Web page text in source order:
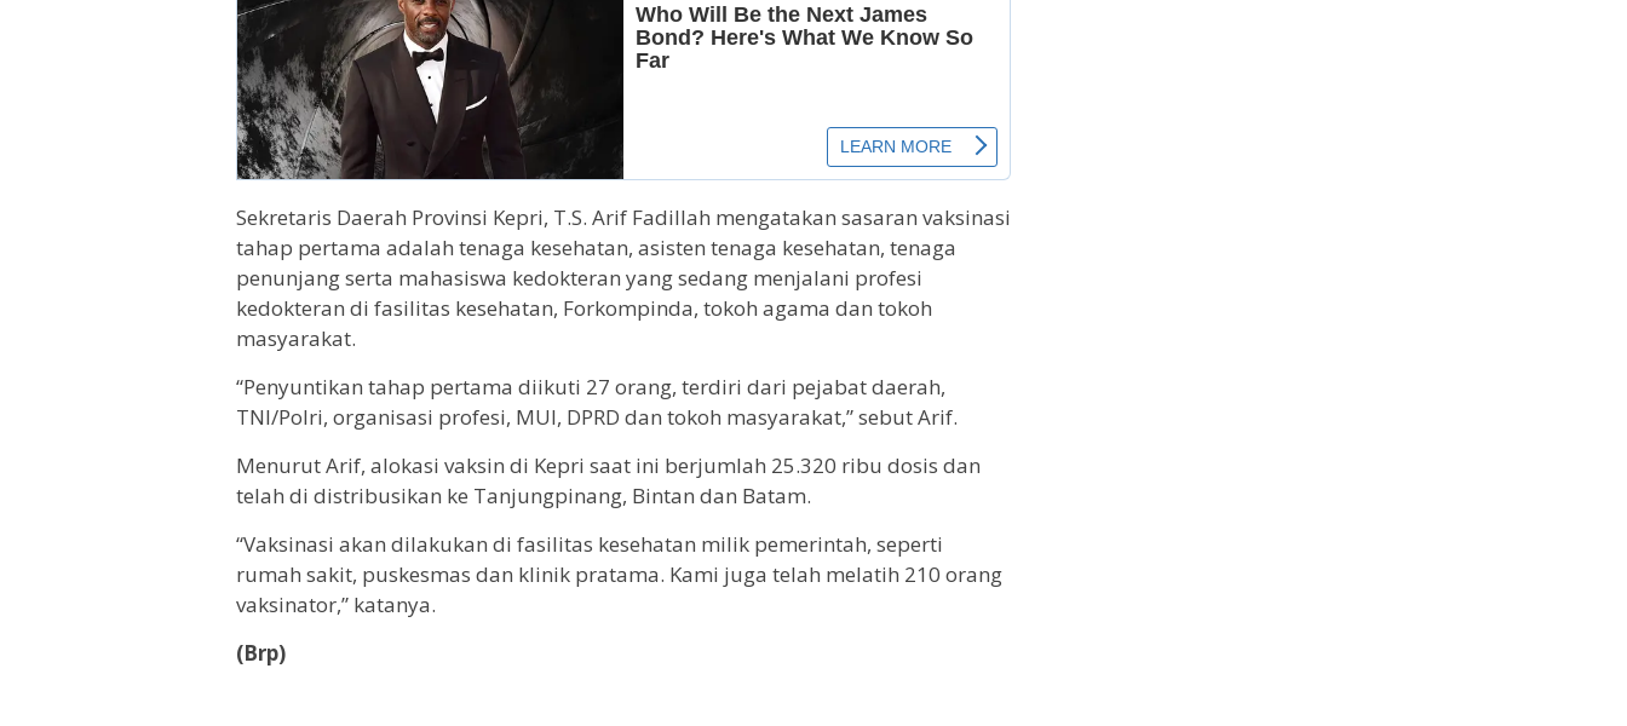
Sekretaris Daerah Provinsi Kepri, T.S. Arif Fadillah mengatakan sasaran vaksinasi
tahap pertama adalah tenaga kesehatan, asisten tenaga kesehatan, tenaga
penunjang serta mahasiswa kedokteran yang sedang menjalani profesi
kedokteran di fasilitas kesehatan, Forkompinda, tokoh agama dan tokoh
masyarakat.
“Penyuntikan tahap pertama diikuti 27 orang, terdiri dari pejabat daerah,
TNI/Polri, organisasi profesi, MUI, DPRD dan tokoh masyarakat,” sebut Arif.
Menurut Arif, alokasi vaksin di Kepri saat ini berjumlah 25.320 ribu dosis dan
telah di distribusikan ke Tanjungpinang, Bintan dan Batam.
“Vaksinasi akan dilakukan di fasilitas kesehatan milik pemerintah, seperti
rumah sakit, puskesmas dan klinik pratama. Kami juga telah melatih 210 orang
vaksinator,” katanya.
(Brp)